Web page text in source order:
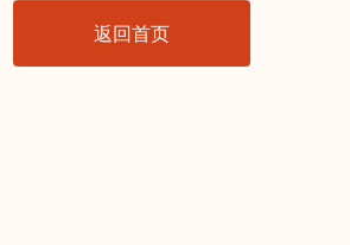
返回首页